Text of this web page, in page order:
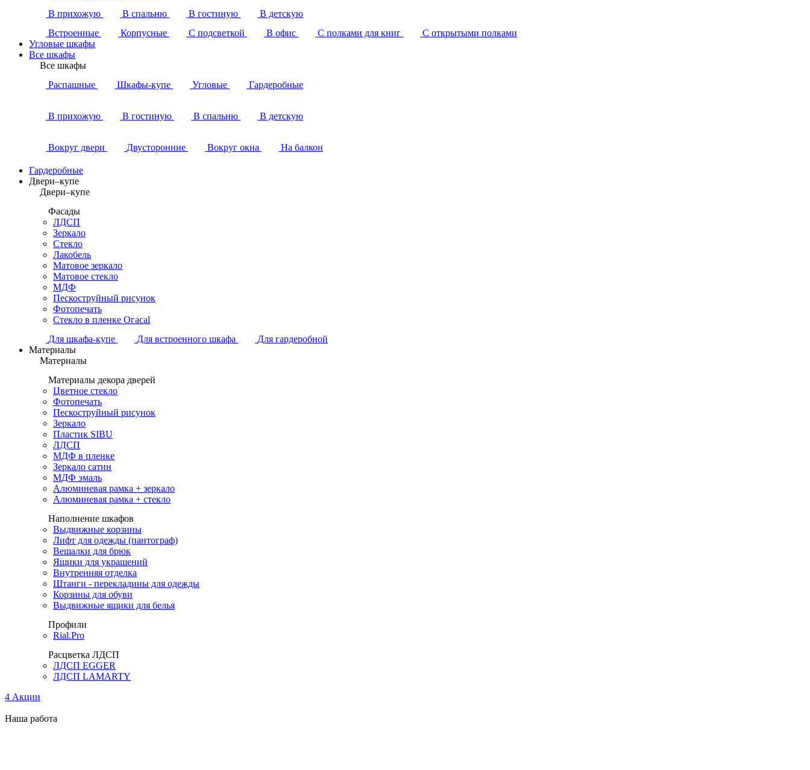
В прихожую
В спальню В гостиную
В детскую
Встроенные
Корпусные С подсветкой В офис С полками для книг
С открытыми полками
Угловые шкафы
Все шкафы
Все шкафы
Распашные
Шкафы-купе Угловые Гардеробные
В прихожую В гостиную В спальню В детскую
Вокруг двери Двусторонние Вокруг окна На балкон
Гардеробные
Двери–купе
Двери–купе
Фасады
ЛДСП
Зеркало
Стекло
Лакобель
Матовое зеркало
Матовое стекло
МДФ
Пескоструйный рисунок
Фотопечать
Стекло в пленке Огасаl
Для шкафа-купе
Для встроенного шкафа
Для гардеробной
Материалы
Материалы
Материалы декора дверей
Цветное стекло
Фотопечать
Пескоструйный рисунок
Зеркало
Пластик SIBU
ЛДСП
МДФ в пленке
Зеркало сатин
МДФ эмаль
Алюминевая рамка + зеркало
Алюминевая рамка + стекло
Наполнение шкафов
Выдвижные корзины
Лифт для одежды (пантограф)
Вешалки для брюк
Ящики для украшений
Внутренняя отделка
Штанги - перекладины для одежды
Корзины для обуви
Выдвижные ящики для белья
Профили
Rial.Pro
Расцветка ЛДСП
ЛДСП EGGER
ЛДСП LAMARTY
4 Акции
Наша работа